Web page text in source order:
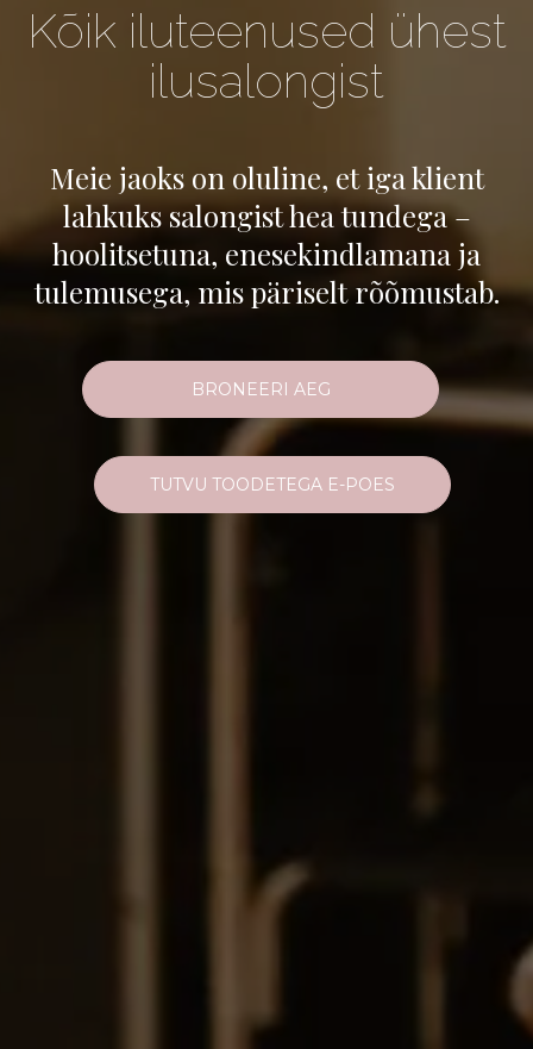
Kõik iluteenused ühest
ilusalongist
Meie jaoks on oluline, et iga klient
lahkuks salongist hea tundega –
hoolitsetuna, enesekindlamana ja
tulemusega, mis päriselt rõõmustab.
BRONEERI AEG
TUTVU TOODETEGA E-POES